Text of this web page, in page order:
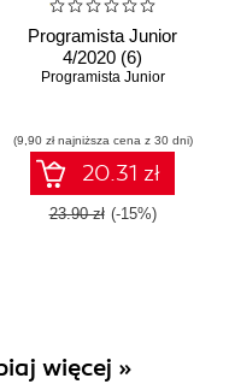
Programista Junior
4/2020 (6)
Programista Junior
(9,90 zł najniższa cena z 30 dni)
20.31 zł
23.90 zł (-15%)
więcej »